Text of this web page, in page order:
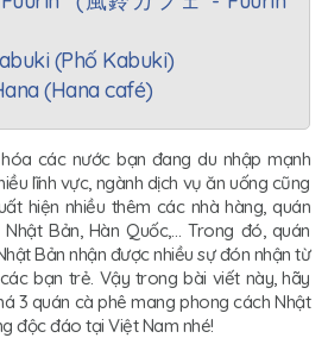
(Phố Kabuki)
(Hana café)
các nước bạn đang du nhập mạnh
lĩnh vực, ngành dịch vụ ăn uống cũng
hiện nhiều thêm các nhà hàng, quán
Bản, Hàn Quốc,… Trong đó, quán
Bản nhận được nhiều sự đón nhận từ
bạn trẻ. Vậy trong bài viết này, hãy
3 quán cà phê mang phong cách Nhật
độc đáo tại Việt Nam nhé!